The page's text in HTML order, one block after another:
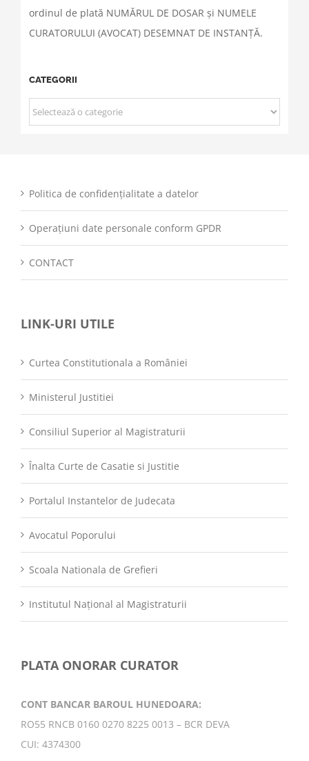
ordinul de plată NUMĂRUL DE DOSAR și NUMELE
CURATORULUI (AVOCAT) DESEMNAT DE INSTANȚĂ.
CATEGORII
CATEGORII
Politica de confidențialitate a datelor
Operațiuni date personale conform GPDR
CONTACT
LINK-URI UTILE
Curtea Constitutionala a României
Ministerul Justitiei
Consiliul Superior al Magistraturii
Înalta Curte de Casatie si Justitie
Portalul Instantelor de Judecata
Avocatul Poporului
Scoala Nationala de Grefieri
Institutul Național al Magistraturii
PLATA ONORAR CURATOR
CONT BANCAR BAROUL HUNEDOARA:
RO55 RNCB 0160 0270 8225 0013 – BCR DEVA
CUI: 4374300